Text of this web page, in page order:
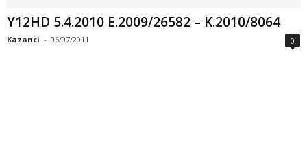
Y12HD 5.4.2010 E.2009/26582 – K.2010/8064
Kazanci - 06/07/2011 0